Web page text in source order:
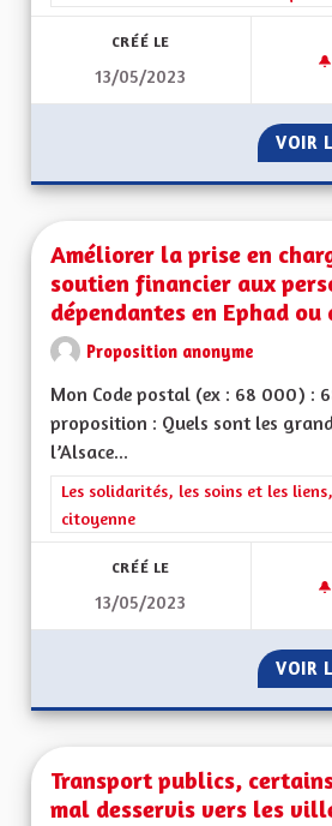
CRÉÉ LE
13/05/2023
VOIR
Améliorer la prise en
soutien financier aux
dépendantes en Ephad ou
Proposition anonyme
Mon Code postal (ex : 68 000) :
proposition : Quels sont les
l’Alsace...
Filtrer les résultats de la catégorie
Les solidarités, les soins et les
citoyenne
CRÉÉ LE
13/05/2023
VOIR
Transport publics,
mal desservis vers les